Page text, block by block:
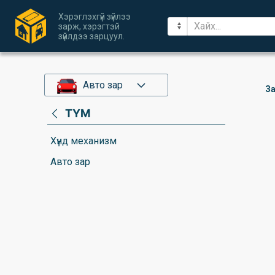
Хэрэглэхгүй зүйлээ
зарж, хэрэгтэй
зүйлдээ зарцуул.
Авто зар
TYM
Хүнд механизм
Авто зар